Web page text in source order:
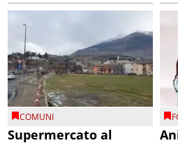
COMUNI
Supermercato al